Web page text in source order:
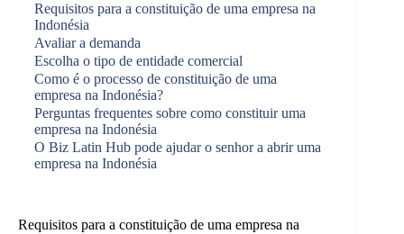
Requisitos para a constituição de uma empresa na
Indonésia
Avaliar a demanda
Escolha o tipo de entidade comercial
Como é o processo de constituição de uma
empresa na Indonésia?
Perguntas frequentes sobre como constituir uma
empresa na Indonésia
O Biz Latin Hub pode ajudar o senhor a abrir uma
empresa na Indonésia
Requisitos para a constituição de uma empresa na